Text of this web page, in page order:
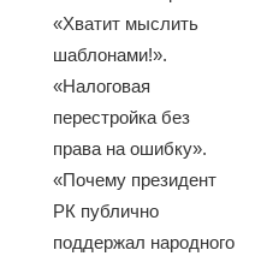
«Хватит мыслить
шаблонами!».
«Налоговая
перестройка без
права на ошибку».
«Почему президент
РК публично
поддержал народного